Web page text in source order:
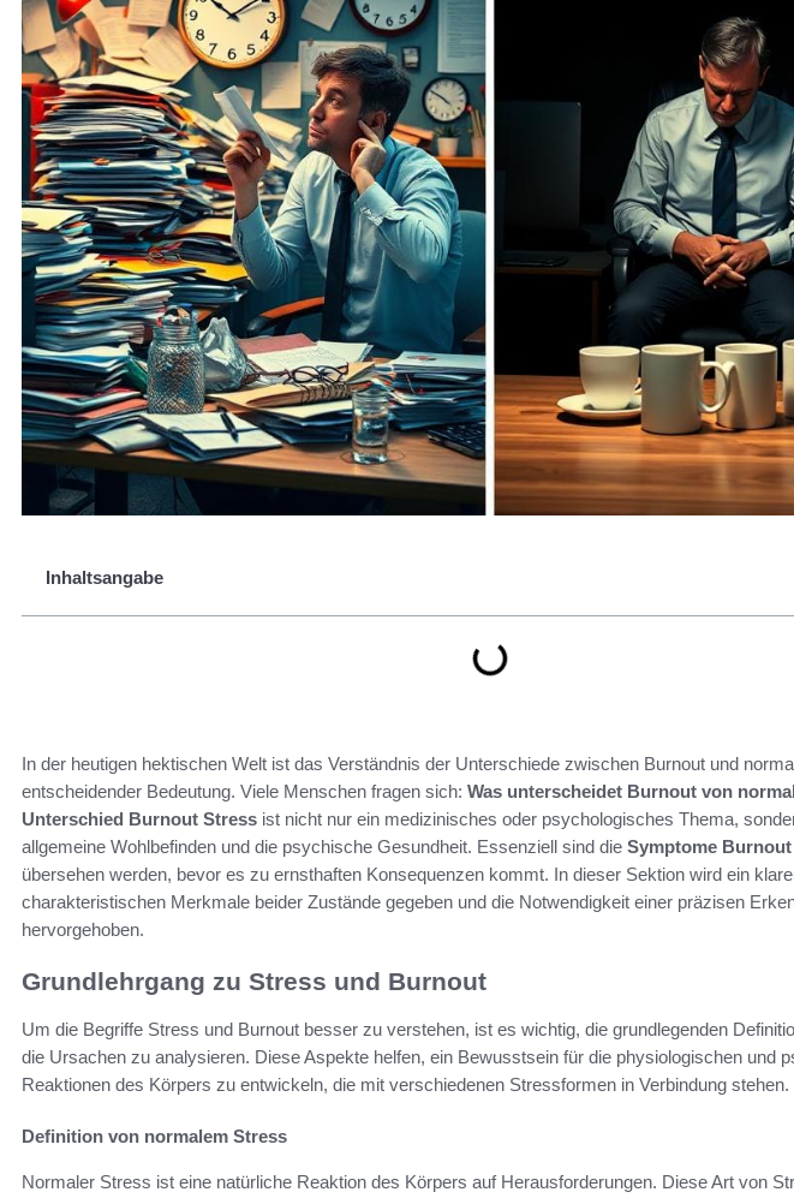
Inhaltsangabe
In der heutigen hektischen Welt ist das Verständnis der Unterschiede zwischen Burnout und
entscheidender Bedeutung. Viele Menschen fragen sich: Was unterscheidet Burnout von
Unterschied Burnout Stress ist nicht nur ein medizinisches oder psychologisches Thema,
allgemeine Wohlbefinden und die psychische Gesundheit. Essenziell sind die Symptome
übersehen werden, bevor es zu ernsthaften Konsequenzen kommt. In dieser Sektion wird ein
charakteristischen Merkmale beider Zustände gegeben und die Notwendigkeit einer präzisen
hervorgehoben.
Grundlehrgang zu Stress und Burnout
Um die Begriffe Stress und Burnout besser zu verstehen, ist es wichtig, die grundlegenden
die Ursachen zu analysieren. Diese Aspekte helfen, ein Bewusstsein für die physiologischen und
Reaktionen des Körpers zu entwickeln, die mit verschiedenen Stressformen in Verbindung stehen.
Definition von normalem Stress
Normaler Stress ist eine natürliche Reaktion des Körpers auf Herausforderungen. Diese Art von